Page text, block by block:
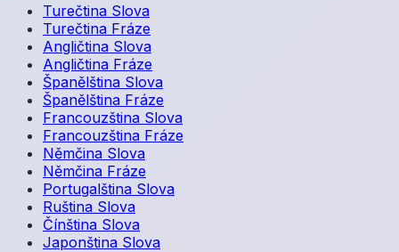
Turečtina Slova
Turečtina Fráze
Angličtina Slova
Angličtina Fráze
Španělština Slova
Španělština Fráze
Francouzština Slova
Francouzština Fráze
Němčina Slova
Němčina Fráze
Portugalština Slova
Ruština Slova
Čínština Slova
Japonština Slova